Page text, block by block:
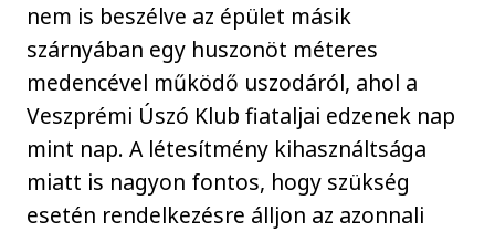
nem is beszélve az épület másik
szárnyában egy huszonöt méteres
medencével működő uszodáról, ahol a
Veszprémi Úszó Klub fiataljai edzenek nap
mint nap. A létesítmény kihasználtsága
miatt is nagyon fontos, hogy szükség
esetén rendelkezésre álljon az azonnali